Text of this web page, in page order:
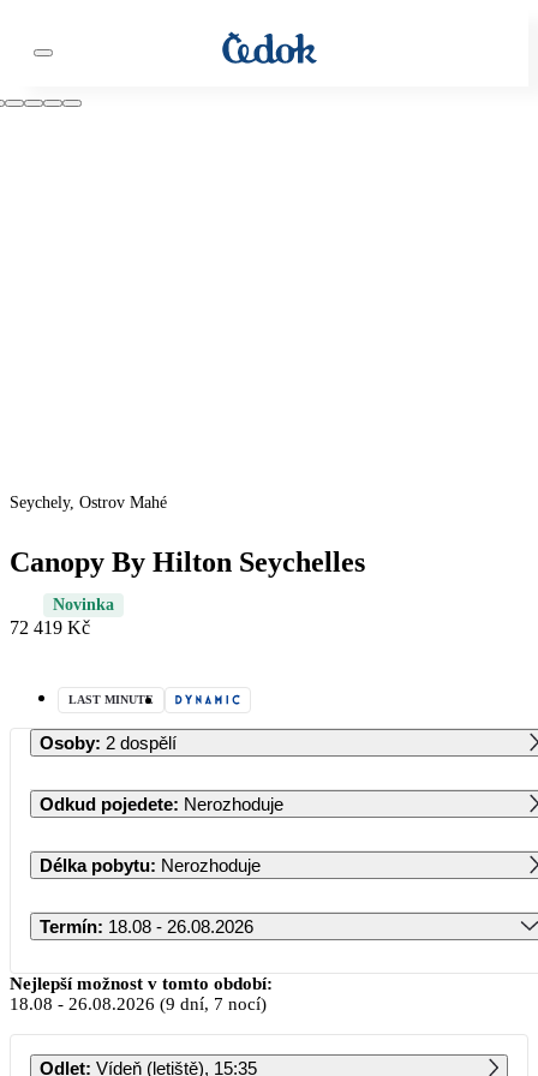
Seychely, Ostrov Mahé
Canopy By Hilton Seychelles
Novinka
72 419 Kč
LAST MINUTE
Osoby: 2 dospělí
Odkud pojedete: Nerozhoduje
Délka pobytu: Nerozhoduje
Termín: 18.08 - 26.08.2026
Srpen 2026
PO ÚT ST ČT PÁ SO NE
Nejlepší možnost v tomto období:
18.08 - 26.08.2026 (9 dní, 7 nocí)
Odlet: Vídeň (letiště), 15:35